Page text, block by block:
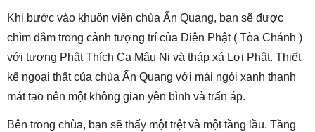
Khi bước vào khuôn viên chùa Ấn Quang, bạn sẽ được
chìm đắm trong cảnh tượng trí của Điện Phật ( Tòa Chánh )
với tượng Phật Thích Ca Mâu Ni và tháp xá Lợi Phật. Thiết
kế ngoại thất của chùa Ấn Quang với mái ngói xanh thanh
mát tạo nên một không gian yên bình và trấn áp.
Bên trong chùa, bạn sẽ thấy một trệt và một tầng lầu. Tầng